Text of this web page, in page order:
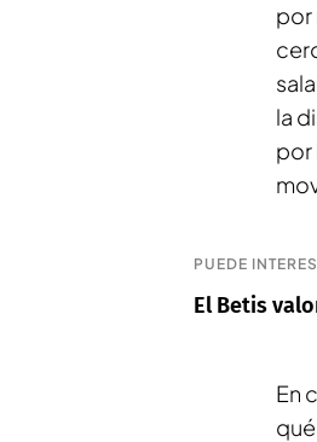
por
la
por
PUEDE
El Betis
En